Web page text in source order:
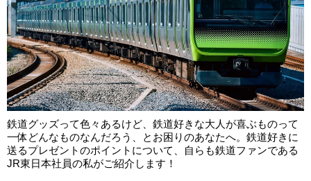
鉄道グッズって色々あるけど、鉄道好きな大人が喜ぶものって
一体どんなものなんだろう、とお困りのあなたへ。鉄道好きに
送るプレゼントのポイントについて、自らも鉄道ファンである
JR東日本社員の私がご紹介します！